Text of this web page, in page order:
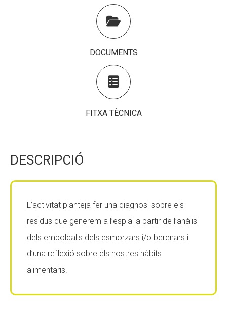

DOCUMENTS

FITXA TÈCNICA
DESCRIPCIÓ
L’activitat planteja fer una diagnosi sobre els
residus que generem a l’esplai a partir de l’anàlisi
dels embolcalls dels esmorzars i/o berenars i
d’una reflexió sobre els nostres hàbits
alimentaris.